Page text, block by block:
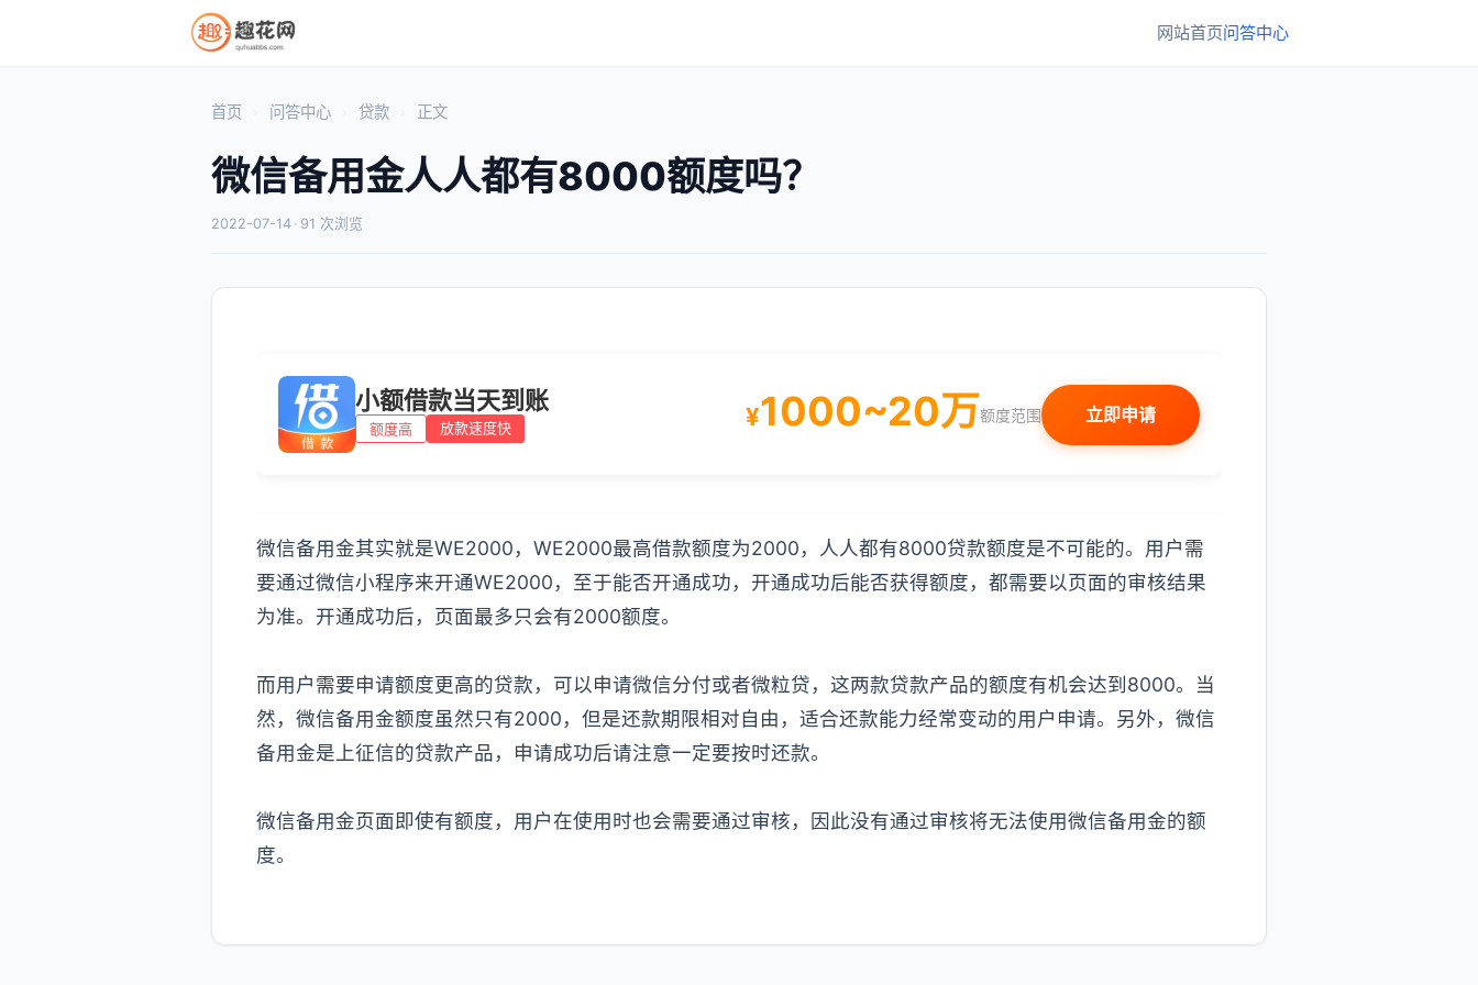
网站首页问答中心
首页 问答中心 贷款 正文
微信备用金人人都有8000额度吗？
2022-07-14 · 91 次浏览
小额借款当天到账
额度高 放款速度快 ¥1000~20万额度范围 立即申请
微信备用金其实就是WE2000，WE2000最高借款额度为2000，人人都有8000贷款额度是不可能的。用户需
要通过微信小程序来开通WE2000，至于能否开通成功，开通成功后能否获得额度，都需要以页面的审核结果
为准。开通成功后，页面最多只会有2000额度。
而用户需要申请额度更高的贷款，可以申请微信分付或者微粒贷，这两款贷款产品的额度有机会达到8000。当
然，微信备用金额度虽然只有2000，但是还款期限相对自由，适合还款能力经常变动的用户申请。另外，微信
备用金是上征信的贷款产品，申请成功后请注意一定要按时还款。
微信备用金页面即使有额度，用户在使用时也会需要通过审核，因此没有通过审核将无法使用微信备用金的额
度。